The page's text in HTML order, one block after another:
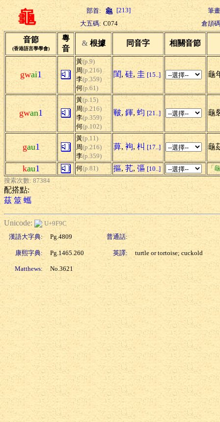
龜 部首: [213]
筆
大五碼: C074 倉頡
音節
(香港語言學學會)
粵
音
& 根據 同音字 相關音節
gwai1
黃(p.9)
周(p.216)
李(p.359)
何(p.61)
閨, 硅, 圭 [15..] 龜
gwan1
黃(p.15)
周(p.216)
李(p.359)
何(p.102)
皸, 鍕, 蚐 [21..] 龜
gau1
黃(p.11)
周(p.216)
李(p.359)
萛, 袧, 朻 [17..] 龜
kau1 何(p.81) 摳, 芤, 彄 [10..]
「
搜索次數: 87384
配搭點:
茲 筮 蠵
Unicode:
U+9F9C
漢語大字典:
Pg.4809 普通話:
康熙字典: Pg.1465.260 英譯: turtle or tortoise; cuckold
Matthews: No.3621